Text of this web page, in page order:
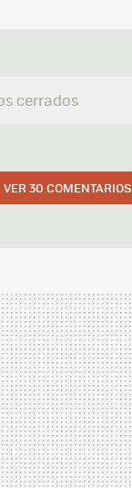
cerrados
VER30 COMENTARIOS